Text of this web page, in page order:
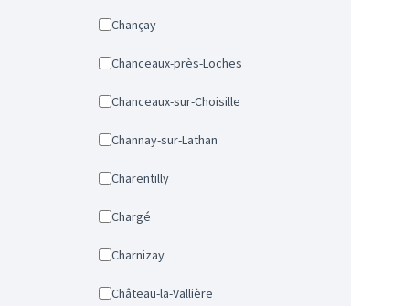
Chançay
Chanceaux-près-Loches
Chanceaux-sur-Choisille
Channay-sur-Lathan
Charentilly
Chargé
Charnizay
Château-la-Vallière